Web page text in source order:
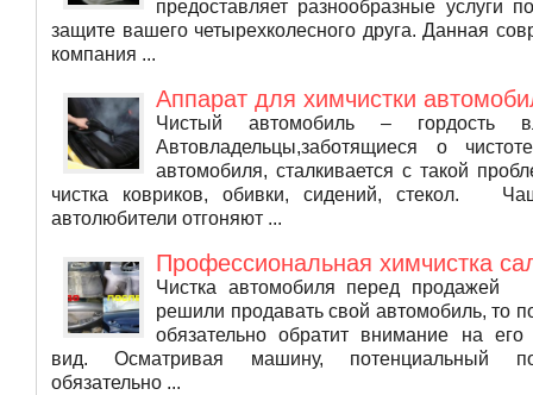
предоставляет разнообразные услуги
защите вашего четырехколесного друга. Данная
компания ...
Аппарат для химчистки
Чистый автомобиль – гордость
Автовладельцы,заботящиеся о
автомобиля, сталкивается с такой
чистка ковриков, обивки, сидений, стекол.
автолюбители отгоняют ...
Профессиональная химчистка
Чистка автомобиля перед
решили продавать свой автомобиль, то
обязательно обратит внимание на
вид. Осматривая машину, потенциальный
обязательно ...